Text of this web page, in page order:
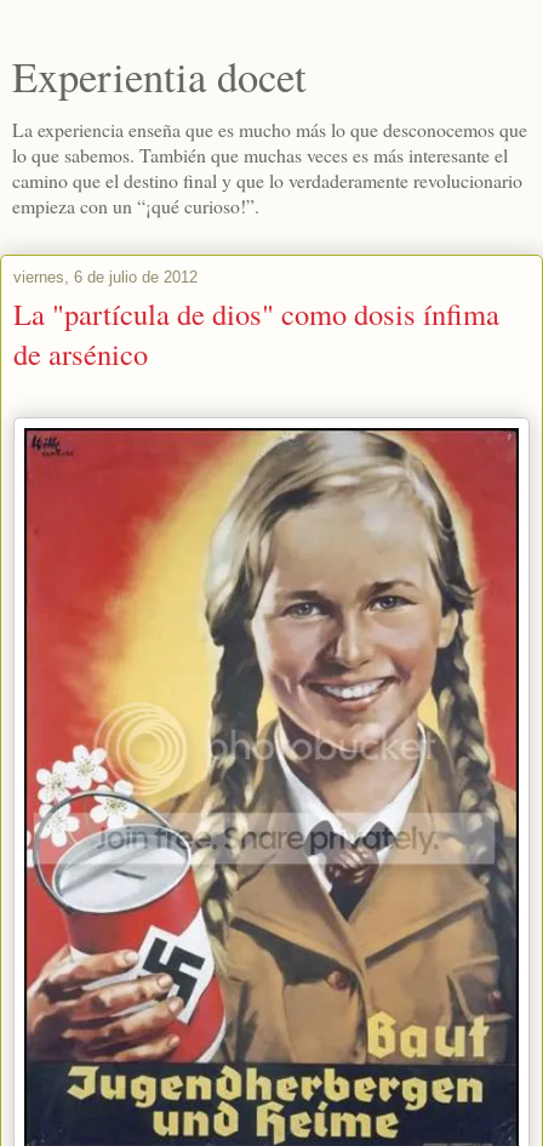
Experientia docet
La experiencia enseña que es mucho más lo que desconocemos que
lo que sabemos. También que muchas veces es más interesante el
camino que el destino final y que lo verdaderamente revolucionario
empieza con un “¡qué curioso!”.
viernes, 6 de julio de 2012
La "partícula de dios" como dosis ínfima
de arsénico